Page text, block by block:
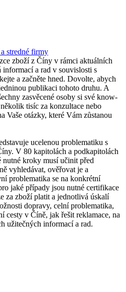
stredné firmy
zboží z Číny v rámci aktuálních
a rad v souvislosti s
a začněte hned. Dovolte, abych
publikaci tohoto druhu. A
zasvěcené osoby si své know-
tisíc za konzultace nebo
Vaše otázky, které Vám zůstanou
ucelenou problematiku s
V 80 kapitolách a podkapitolách
nutné kroky musí učinit před
vyhledávat, ověřovat je a
problematika se na konkrétní
jaké případy jsou nutné certifikace
za zboží platit a jednotlivá úskalí
dopravy, celní problematika,
cesty v Číně, jak řešit reklamace, na
užitečných informací a rad.